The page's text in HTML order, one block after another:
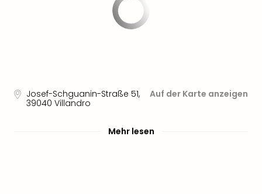
Josef-Schguanin-Straße 51,
39040 Villandro
Auf der Karte anzeigen
Mehr lesen